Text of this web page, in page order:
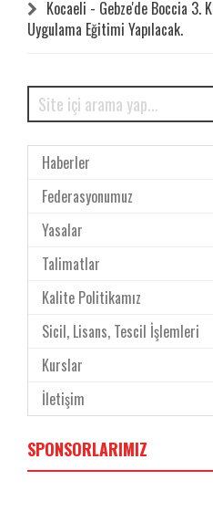
Kocaeli - Gebze'de Boccia 3.
Uygulama Eğitimi Yapılacak.
Haberler
Federasyonumuz
Yasalar
Talimatlar
Kalite Politikamız
Sicil, Lisans, Tescil İşlemleri
Kurslar
İletişim
SPONSORLARIMIZ